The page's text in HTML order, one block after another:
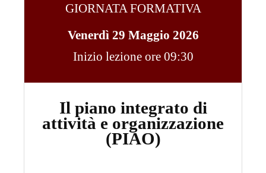
GIORNATA FORMATIVA
Venerdì 29 Maggio 2026
Inizio lezione ore 09:30
Il piano integrato di
attività e organizzazione
(PIAO)